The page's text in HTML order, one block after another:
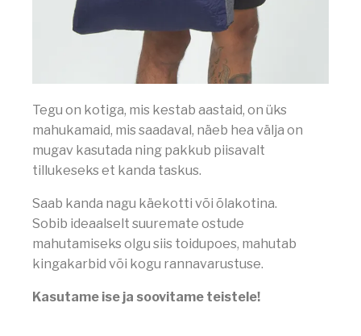
Tegu on kotiga, mis kestab aastaid, on üks
mahukamaid, mis saadaval, näeb hea välja on
mugav kasutada ning pakkub piisavalt
tillukeseks et kanda taskus.
Saab kanda nagu käekotti või õlakotina.
Sobib ideaalselt suuremate ostude
mahutamiseks olgu siis toidupoes, mahutab
kingakarbid või kogu rannavarustuse.
Kasutame ise ja soovitame teistele!